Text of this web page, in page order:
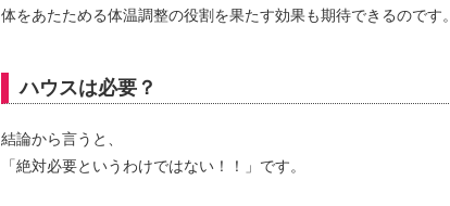
体をあたためる体温調整の役割を果たす効果も期待できるのです。
ハウスは必要？
結論から言うと、
「絶対必要というわけではない！！」です。